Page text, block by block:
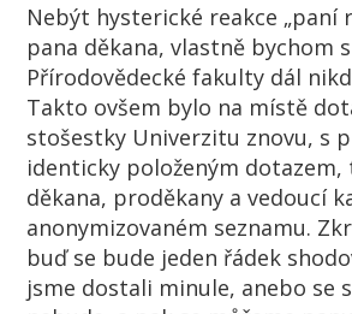
Nebýt hysterické reakce „paní
pana děkana, vlastně bychom
Přírodovědecké fakulty dál
Takto ovšem bylo na místě
stošestky Univerzitu znovu, s
identicky položeným
děkana, proděkany a vedoucí
anonymizovaném seznamu.
buď se bude jeden řádek
jsme dostali minule, anebo se